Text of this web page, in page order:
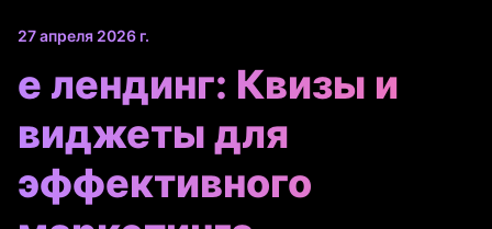
27 апреля 2026 г.
е лендинг: Квизы и
виджеты для
эффективного